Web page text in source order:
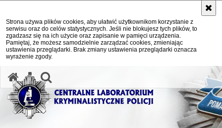
Strona używa plików cookies, aby ułatwić użytkownikom korzystanie z
serwisu oraz do celów statystycznych. Jeśli nie blokujesz tych plików, to
zgadzasz się na ich użycie oraz zapisanie w pamięci urządzenia.
Pamiętaj, że możesz samodzielnie zarządzać cookies, zmieniając
ustawienia przeglądarki. Brak zmiany ustawienia przeglądarki oznacza
wyrażenie zgody.